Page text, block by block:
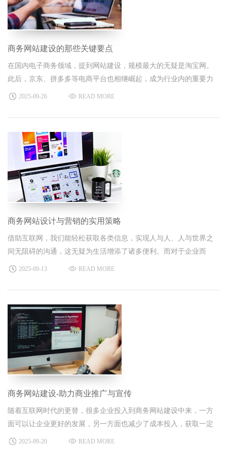
商务网站建设的那些关键要点
在国内电子商务领域，提到网站建设，规模最大的无疑是淘宝网。
此后，京东、拼多多等电商平台也相继崛起，成为行业内的重要力
量。
2025-09-26 READ MORE
商务网站设计与营销的实用策略
借助互联网，我们能轻松获取各类信息，实现人与人、人与世界之
间无阻碍的沟通，这无疑为生活增添了诸多便利。而对于企业而
言，互联网既是全新的挑战，也是难得的机遇。
2025-09-13 READ MORE
商务网站建设-助力商业推广与宣传
随着互联网时代的更替，很多企业投入到商务网站建设中来，一方
面可以让企业更好的发展，另一方面也减少了成本投入，获取一定
的资源转化，促进交易额增长。
2025-09-20 READ MORE